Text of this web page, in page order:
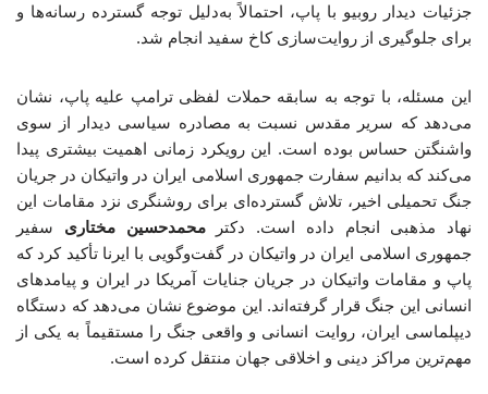
جزئیات دیدار روبیو با پاپ، احتمالاً به‌دلیل توجه گسترده رسانه‌ها و
برای جلوگیری از روایت‌سازی کاخ سفید انجام شد.
این مسئله، با توجه به سابقه حملات لفظی ترامپ علیه پاپ، نشان
می‌دهد که سریر مقدس نسبت به مصادره سیاسی دیدار از سوی
واشنگتن حساس بوده است. این رویکرد زمانی اهمیت بیشتری پیدا
می‌کند که بدانیم سفارت جمهوری اسلامی ایران در واتیکان در جریان
جنگ تحمیلی اخیر، تلاش گسترده‌ای برای روشنگری نزد مقامات این
نهاد مذهبی انجام داده است. دکترمحمدحسین مختاری سفیر
جمهوری اسلامی ایران در واتیکان در گفت‌وگویی با ایرنا تأکید کرد که
پاپ و مقامات واتیکان در جریان جنایات آمریکا در ایران و پیامدهای
انسانی این جنگ قرار گرفته‌اند. این موضوع نشان می‌دهد که دستگاه
دیپلماسی ایران، روایت انسانی و واقعی جنگ را مستقیماً به یکی از
مهم‌ترین مراکز دینی و اخلاقی جهان منتقل کرده است.